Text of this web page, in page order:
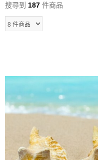
搜尋到 187 件商品